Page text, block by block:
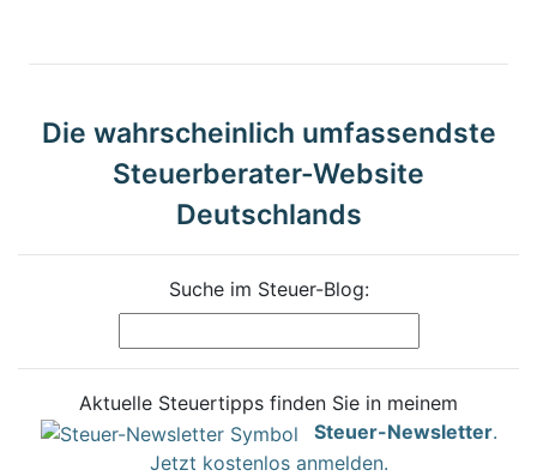
Die wahrscheinlich umfassendste
Steuerberater-Website
Deutschlands
Suche im Steuer-Blog:
Aktuelle Steuertipps finden Sie in meinem
Steuer-Newsletter.
Jetzt kostenlos anmelden.